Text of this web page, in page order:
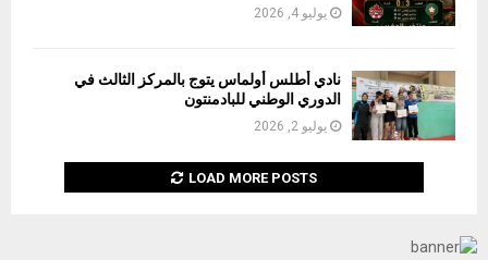
يوليو 4, 2026
نادي أطلس أولماس يتوج بالمركز الثالث في
الدوري الوطني للبادمنتون
يوليو 2, 2026
LOAD MORE POSTS